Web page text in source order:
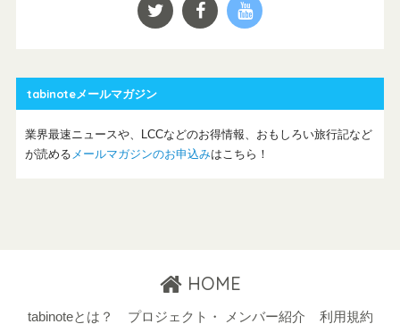
tabinoteメールマガジン
業界最速ニュースや、LCCなどのお得情報、おもしろい旅行記など
が読める メールマガジンのお申込みはこちら！
HOME
tabinoteとは？ プロジェクト・ メンバー紹介 利用規約